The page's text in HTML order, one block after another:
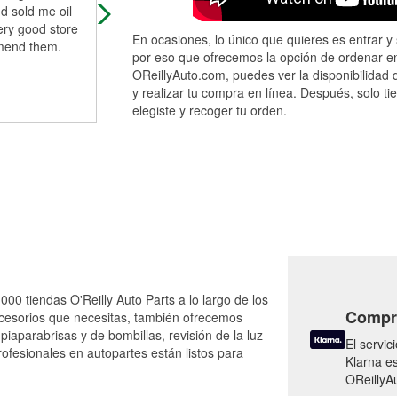
sold me oil
good store
them.
for me I got a check engine light they
took to my mechanic Fernando...
Read More
when
and
En ocasiones, lo único que quieres es entrar
por eso que ofrecemos la opción de ordenar
OReillyAuto.com, puedes ver la
y realizar tu compra en línea. Después, solo
elegiste y recoger tu orden.
tiendas O'Reilly Auto Parts a lo largo de los
que necesitas, también ofrecemos
y de bombillas, revisión de la luz
en autopartes están listos para
El
Klarna